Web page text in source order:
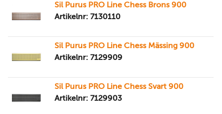
Sil Purus PRO Line Chess Brons 900
Artikelnr: 7130110
Sil Purus PRO Line Chess Mässing 900
Artikelnr: 7129909
Sil Purus PRO Line Chess Svart 900
Artikelnr: 7129903